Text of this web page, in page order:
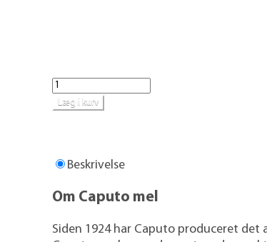
Læg i kurv
Beskrivelse
Om Caputo mel
Siden 1924 har Caputo produceret